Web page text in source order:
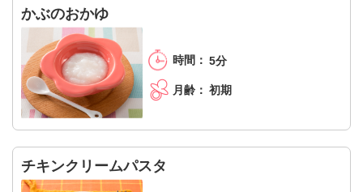
かぶのおかゆ
5分
初期
チキンクリームパスタ